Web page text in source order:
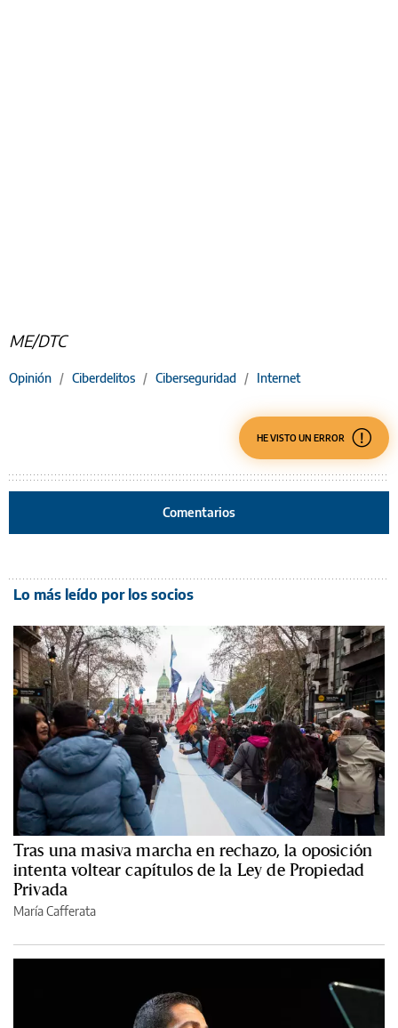
ME/DTC
Opinión / Ciberdelitos / Ciberseguridad / Internet
HE VISTO UN ERROR
Comentarios
Lo más leído por los socios
Tras una masiva marcha en rechazo, la oposición
intenta voltear capítulos de la Ley de Propiedad
Privada
María Cafferata